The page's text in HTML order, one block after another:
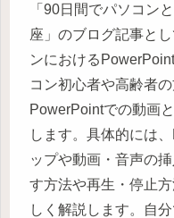
「90日間でパソコン
座」のブログ記事と
ンにおける
コン初心者や高齢者
PowerPointでの動画
します。具体的には
ップや動画・音声の
す方法や再生・停止
しく解説します。自